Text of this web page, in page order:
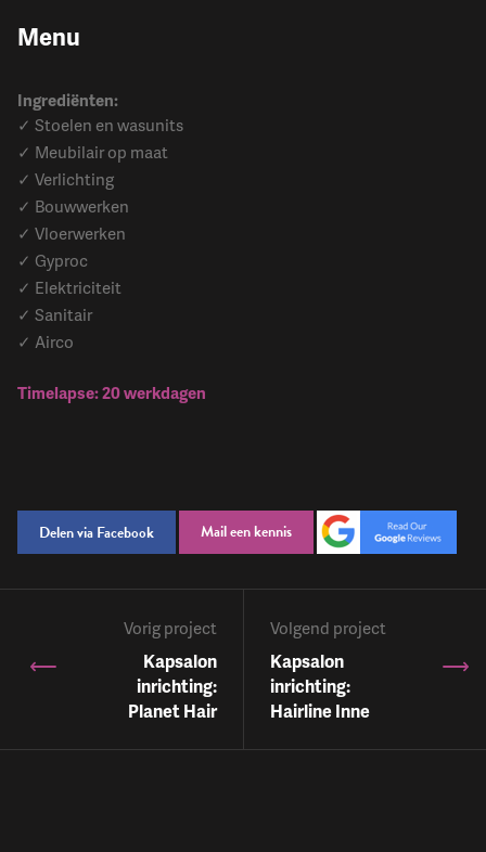
Menu
Ingrediënten:
✓ Stoelen en wasunits
✓ Meubilair op maat
✓ Verlichting
✓ Bouwwerken
✓ Vloerwerken
✓ Gyproc
✓ Elektriciteit
✓ Sanitair
✓ Airco
Timelapse: 20 werkdagen
Delen via Facebook Mail een kennis
Vorig project
Kapsalon
inrichting:
Planet Hair
Volgend project
Kapsalon
inrichting:
Hairline Inne